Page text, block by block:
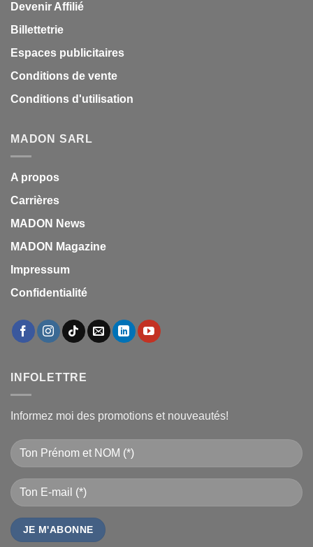
Devenir Affilié
Billettetrie
Espaces publicitaires
Conditions de vente
Conditions d'utilisation
MADON SARL
A propos
Carrières
MADON News
MADON Magazine
Impressum
Confidentialité
INFOLETTRE
Informez moi des promotions et nouveautés!